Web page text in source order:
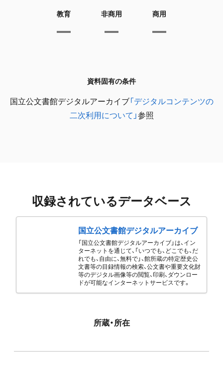
教育 非商用 商用
資料固有の条件
国立公文書館デジタルアーカイブ「デジタルコンテンツの
二次利用について」参照
収録されているデータベース
国立公文書館デジタルアーカイブ
「国立公文書館デジタルアーカイブ」は、イン
ターネットを通じて、「いつでも、どこでも、だ
れでも、自由に、無料で」、館所蔵の特定歴史公
文書等の目録情報の検索、公文書や重要文化財
等のデジタル画像等の閲覧、印刷、ダウンロー
ドが可能なインターネットサービスです。
所蔵・所在